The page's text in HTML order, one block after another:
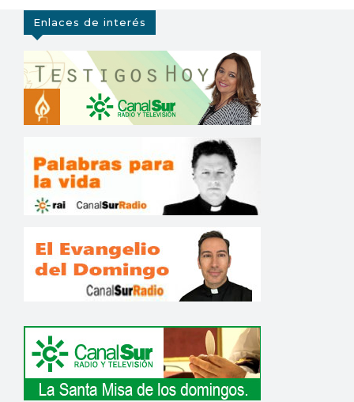
Enlaces de interés